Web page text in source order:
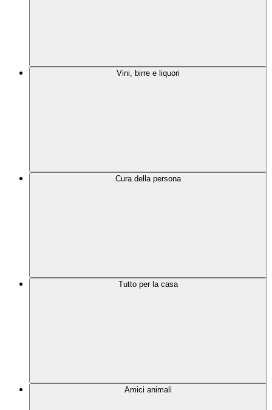
Vini, birre e liquori
Cura della persona
Tutto per la casa
Amici animali